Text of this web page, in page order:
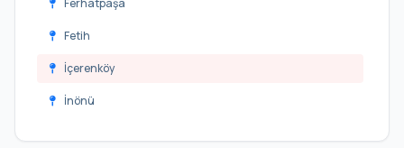
Ferhatpaşa
Fetih
İçerenköy
İnönü